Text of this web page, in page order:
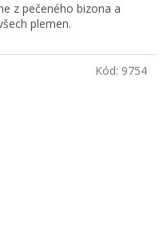
z pečeného bizona a
plemen.
Kód: 9754